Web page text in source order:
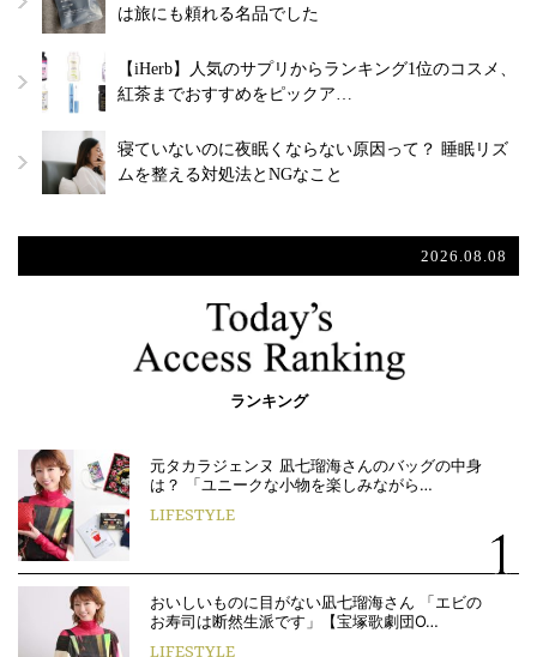
は旅にも頼れる名品でした
【iHerb】人気のサプリからランキング1位のコスメ、
紅茶までおすすめをピックア…
寝ていないのに夜眠くならない原因って？ 睡眠リズ
ムを整える対処法とNGなこと
2026.08.08
ランキング
元タカラジェンヌ 凪七瑠海さんのバッグの中身
は？ 「ユニークな小物を楽しみながら…
LIFESTYLE
おいしいものに目がない凪七瑠海さん 「エビの
お寿司は断然生派です」【宝塚歌劇団O…
LIFESTYLE